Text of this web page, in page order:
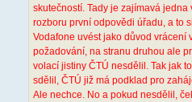
skutečností. Tady je zajímavá
rozboru první odpovědi úřadu, a to
Vodafone uvést jako důvod
požadování, na stranu druhou ale
volací jistiny ČTÚ nesdělil. Tak jak
sdělil, ČTÚ již má podklad pro
Ale nechce. No a pokud nesdělil,